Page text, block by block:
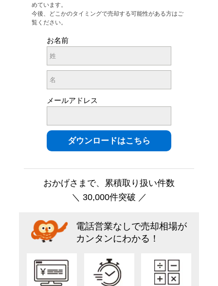
めています。
今後、どこかのタイミングで売却する可能性がある方はご
覧ください。
お名前
メールアドレス
おかげさまで、累積取り扱い件数
＼ 30,000件突破 ／
電話営業なしで売却相場が
カンタンにわかる！